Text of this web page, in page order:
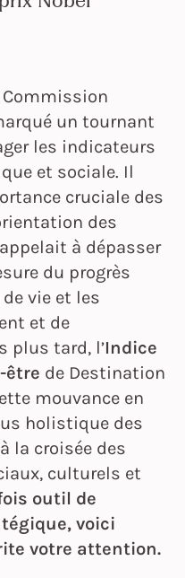
Commission
un tournant
les indicateurs
et sociale. Il
cruciale des
des
à dépasser
du progrès
vie et les
et de
plus tard, l’Indice
être de Destination
mouvance en
holistique des
la croisée des
culturels et
outil de
voici
votre attention.